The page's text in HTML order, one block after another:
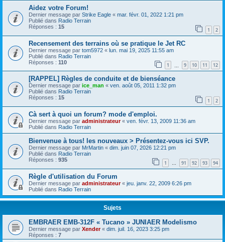
Aidez votre Forum!
Dernier message par Strike Eagle « mar. févr. 01, 2022 1:21 pm
Publié dans Radio Terrain
Réponses : 15 1 2
Recensement des terrains où se pratique le Jet RC
Dernier message par tom5972 « lun. mai 19, 2025 11:55 am
Publié dans Radio Terrain
Réponses : 110 1 9 10 11 12
[RAPPEL] Règles de conduite et de bienséance
Dernier message par ice_man « ven. août 05, 2011 1:32 pm
Publié dans Radio Terrain
Réponses : 15 1 2
Cà sert à quoi un forum? mode d'emploi.
Dernier message par administrateur« ven. févr. 13, 2009 11:36 am
Publié dans Radio Terrain
Bienvenue à tous! les nouveaux > Présentez-vous ici SVP.
Dernier message par MrMartin « dim. juin 07, 2026 12:21 pm
Publié dans Radio Terrain
Réponses : 935 1 … 91 92 93 94
Règle d'utilisation du Forum
Dernier message par administrateur« jeu. janv. 22, 2009 6:26 pm
Publié dans Radio Terrain
Sujets
EMBRAER EMB-312F « Tucano » JUNIAER Modelismo
Dernier message par Xender« dim. juil. 16, 2023 3:25 pm
Réponses : 7